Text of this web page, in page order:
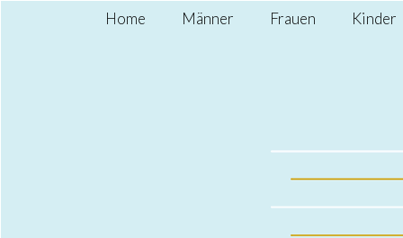
Home Männer Frauen Kinder